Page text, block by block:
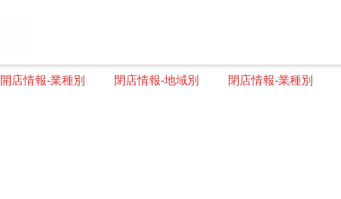
開店情報-業種別 閉店情報-地域別 閉店情報-業種別